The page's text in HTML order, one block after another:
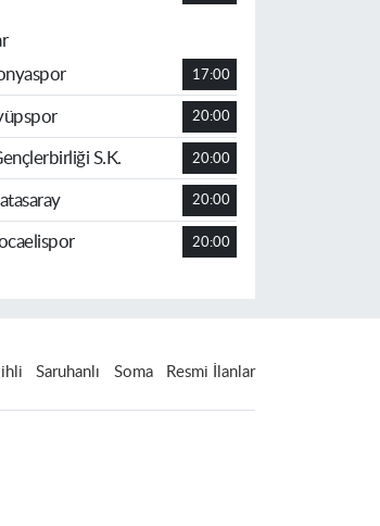
17:00
20:00
S.K. 20:00
20:00
20:00
Saruhanlı Soma Resmi İlanlar